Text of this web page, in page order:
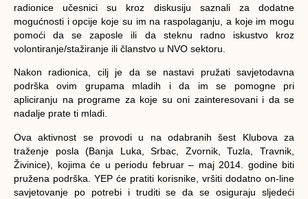
radionice učesnici su kroz diskusiju saznali za dodatne
mogućnosti i opcije koje su im na raspolaganju, a koje im mogu
pomoći da se zaposle ili da steknu radno iskustvo kroz
volontiranje/stažiranje ili članstvo u NVO sektoru.
Nakon radionica, cilj je da se nastavi pružati savjetodavna
podrška ovim grupama mladih i da im se pomogne pri
apliciranju na programe za koje su oni zainteresovani i da se
nadalje prate ti mladi.
Ova aktivnost se provodi u na odabranih šest Klubova za
traženje posla (Banja Luka, Srbac, Zvornik, Tuzla, Travnik,
Živinice), kojima će u periodu februar – maj 2014. godine biti
pružena podrška. YEP će pratiti korisnike, vršiti dodatno on-line
savjetovanje po potrebi i truditi se da se osiguraju sljedeći